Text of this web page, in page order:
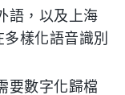
語，以及上海
樣化語音識別
要數字化歸檔